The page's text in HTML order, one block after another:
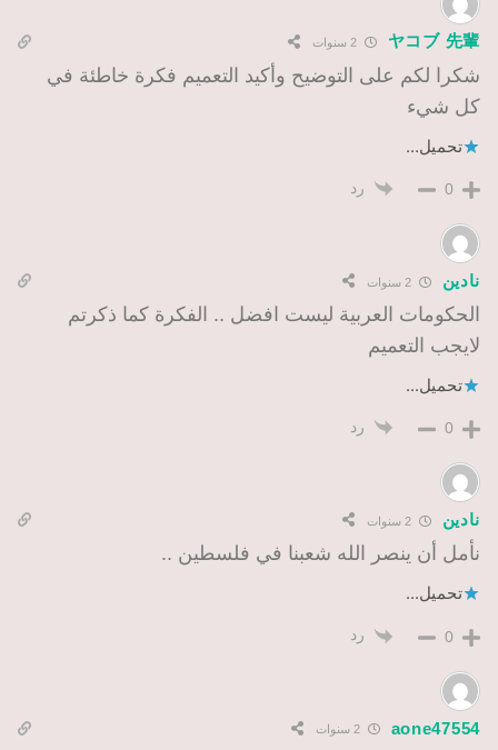
ヤコブ 先輩 2 سنوات
شكرا لكم على التوضيح وأكيد التعميم فكرة خاطئة في
كل شيء
تحميل...
0 رد
نادين 2 سنوات
الحكومات العربية ليست افضل .. الفكرة كما ذكرتم
لايجب التعميم
تحميل...
0 رد
نادين 2 سنوات
نأمل أن ينصر الله شعبنا في فلسطين ..
تحميل...
0 رد
aone47554 2 سنوات